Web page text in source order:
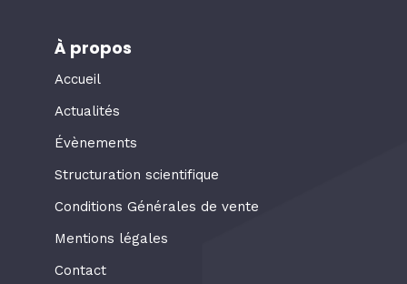
À propos
Accueil
Actualités
Évènements
Structuration scientifique
Conditions Générales de vente
Mentions légales
Contact